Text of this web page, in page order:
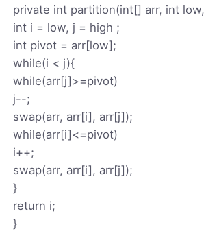
private int partition(int[] arr, int
int i = low, j = high ;
int pivot = arr[low];
while(i < j){
while(arr[j]>=pivot)
j--;
swap(arr, arr[i], arr[j]);
while(arr[i]<=pivot)
i++;
swap(arr, arr[i], arr[j]);
}
return i;
}